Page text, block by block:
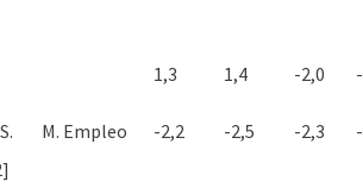
1,3 1,4 -2,0
M. Empleo -2,2 -2,5 -2,3